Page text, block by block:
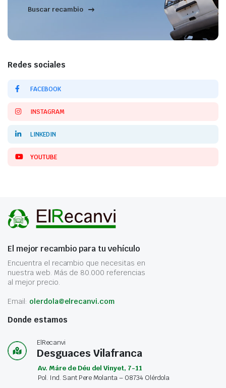
Buscar recambio
Redes sociales
FACEBOOK
INSTAGRAM
LINKEDIN
YOUTUBE
El mejor recambio para tu vehículo
Encuentra el recambio que necesitas en
nuestra web. Más de 80.000 referencias
al mejor precio.
Email: olerdola@elrecanvi.com
Donde estamos
ElRecanvi
Desguaces Vilafranca
Av. Máre de Déu del Vinyet, 7-11
Pol. Ind. Sant Pere Molanta – 08734 Olérdola